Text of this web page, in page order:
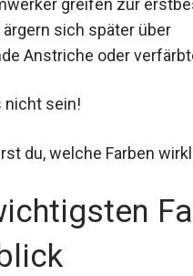
greifen zur
ärgern sich später über
Anstriche oder
nicht sein!
du, welche Farben